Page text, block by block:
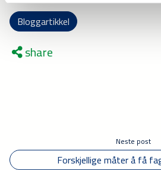
Bloggartikkel
share
Neste post
Forskjellige måter å få